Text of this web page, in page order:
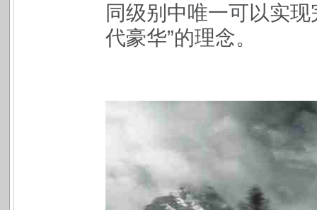
同级别中唯一可以实
代豪华”的理念。